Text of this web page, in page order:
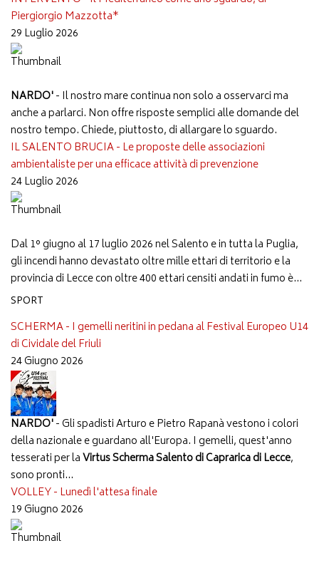
Piergiorgio Mazzotta*
29 Luglio 2026
NARDO'- Il nostro mare continua non solo a osservarci ma
anche a parlarci. Non offre risposte semplici alle domande del
nostro tempo. Chiede, piuttosto, di allargare lo sguardo.
IL SALENTO BRUCIA - Le proposte delle associazioni
ambientaliste per una efficace attività di prevenzione
24 Luglio 2026
Dal 1° giugno al 17 luglio 2026 nel Salento e in tutta la Puglia,
gli incendi hanno devastato oltre mille ettari di territorio e la
provincia di Lecce con oltre 400 ettari censiti andati in fumo è...
SPORT
SCHERMA - I gemelli neritini in pedana al Festival Europeo U14
di Cividale del Friuli
24 Giugno 2026
NARDO'- Gli spadisti Arturo e Pietro Rapanà vestono i colori
della nazionale e guardano all'Europa. I gemelli, quest'anno
tesserati per laVirtus Scherma Salento di Caprarica di Lecce,
sono pronti...
VOLLEY - Lunedì l'attesa finale
19 Giugno 2026